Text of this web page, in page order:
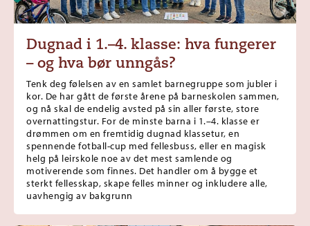
Dugnad i 1.–4. klasse: hva fungerer
– og hva bør unngås?
Tenk deg følelsen av en samlet barnegruppe som jubler i
kor. De har gått de første årene på barneskolen sammen,
og nå skal de endelig avsted på sin aller første, store
overnattingstur. For de minste barna i 1.–4. klasse er
drømmen om en fremtidig dugnad klassetur, en
spennende fotball-cup med fellesbuss, eller en magisk
helg på leirskole noe av det mest samlende og
motiverende som finnes. Det handler om å bygge et
sterkt fellesskap, skape felles minner og inkludere alle,
uavhengig av bakgrunn